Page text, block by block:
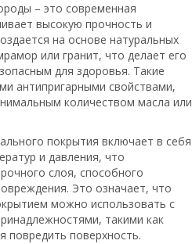
– это современная
высокую прочность и
на основе натуральных
или гранит, что делает его
для здоровья. Такие
антипригарными свойствами,
количеством масла или
покрытия включает в себя
и давления, что
слоя, способного
Это означает, что
можно использовать с
такими как
повредить поверхность.